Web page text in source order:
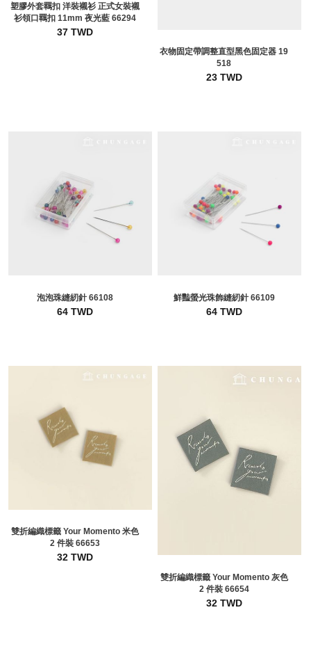
塑膠外套羈扣 洋裝襯衫 正式女裝襯
衫領口羈扣 11mm 夜光藍 66294
37 TWD
衣物固定帶調整直型黑色固定器 19
518
23 TWD
泡泡珠縫紉針 66108
64 TWD
鮮豔螢光珠飾縫紉針 66109
64 TWD
雙折編織標籤 Your Momento 米色
2 件裝 66653
32 TWD
雙折編織標籤 Your Momento 灰色
2 件裝 66654
32 TWD